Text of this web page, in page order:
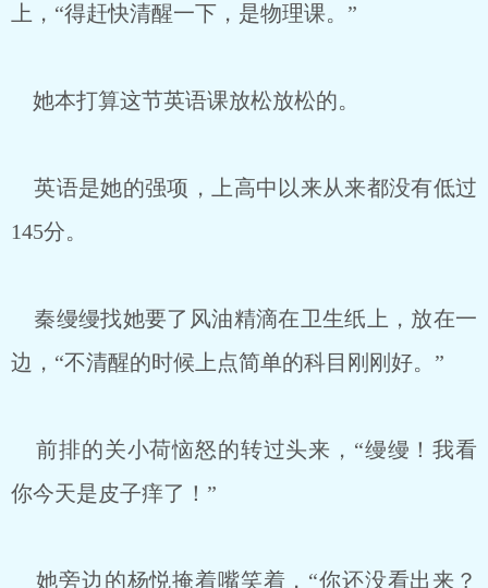
上，“得赶快清醒一下，是物理课。”
她本打算这节英语课放松放松的。
英语是她的强项，上高中以来从来都没有低过
145分。
秦缦缦找她要了风油精滴在卫生纸上，放在一
边，“不清醒的时候上点简单的科目刚刚好。”
前排的关小荷恼怒的转过头来，“缦缦！我看
你今天是皮子痒了！”
她旁边的杨悦掩着嘴笑着，“你还没看出来？